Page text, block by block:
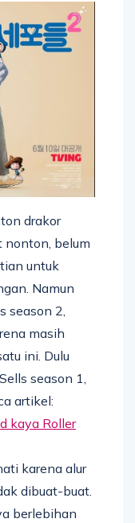
drakor
nonton, belum
untuk
Namun
season 2,
masih
ini. Dulu
season 1,
artikel:
kaya Roller
karena alur
dibuat-buat.
berlebihan